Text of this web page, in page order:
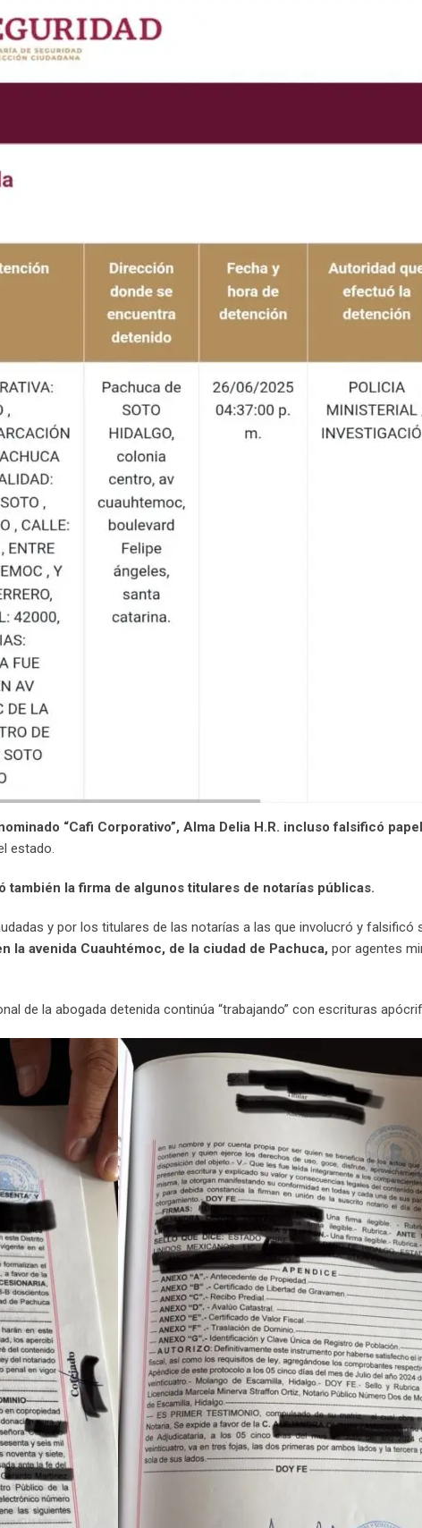
“Cafi Corporativo”, Alma Delia H.R. incluso falsificó
estado.
también la firma de algunos titulares de notarías públicas.
y por los titulares de las notarías a las que involucró y falsificó
la avenida Cuauhtémoc, de la ciudad de Pachuca, por agentes
de la abogada detenida continúa “trabajando” con escrituras